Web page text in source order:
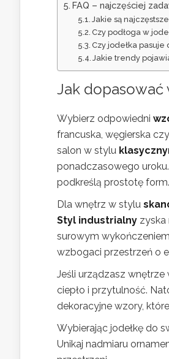
FAQ – najczęściej
Jakie są
Czy podłoga w
Czy jodełka
Jakie trendy
Jak dopasować
Wybierz odpowiedni
francuska, węgierska
salon w stylu
ponadczasowego
podkreślą prostotę form.
Dla wnętrz w stylu
Styl industrialny zyska
surowym
wzbogaci przestrzeń o
Jeśli urządzasz wnętrze
ciepło i przytulność.
dekoracyjne wzory,
Wybierając jodełkę do
Unikaj nadmiaru